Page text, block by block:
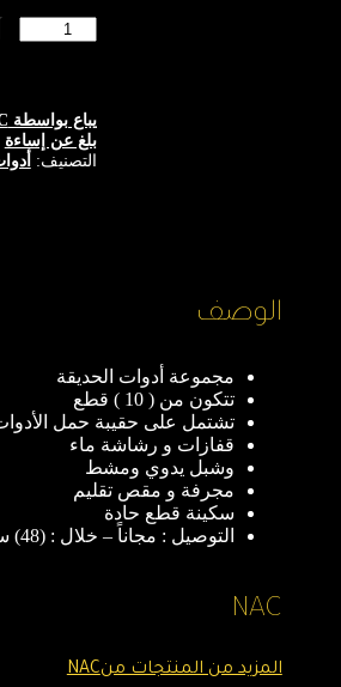
كمية
(
10
)
يباع بواسطة NAC
بلغ عن إساءة
التصنيف:
الوصف
مجموعة أدوات الحديقة
تتكون من ( 10 ) قطع
تشتمل على حقيبة حمل
قفازات و رشاشة ماء
وشبل يدوي ومشط
مجرفة و مقص تقليم
سكينة قطع حادة
التوصيل : مجاناً – خلال : (48) ساعة
NAC
المزيد من المنتجات منNAC